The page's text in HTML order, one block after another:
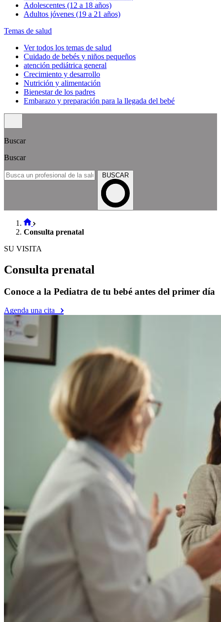
Adolescentes (12 a 18 años)
Adultos jóvenes (19 a 21 años)
Temas de salud
Ver todos los temas de salud
Cuidado de bebés y niños pequeños
atención pediátrica general
Crecimiento y desarrollo
Nutrición y alimentación
Bienestar de los padres
Embarazo y preparación para la llegada del bebé
Buscar
Buscar
BUSCAR
Consulta prenatal
SU VISITA
Consulta prenatal
Conoce a la Pediatra de tu bebé antes del primer día
Agenda una cita